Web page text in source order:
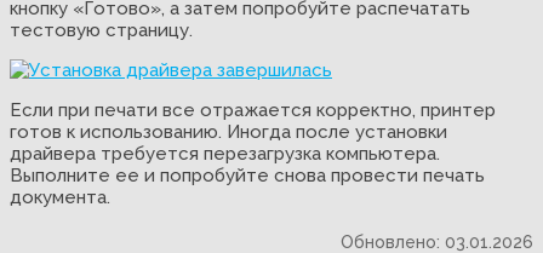
кнопку «Готово», а затем попробуйте распечатать
тестовую страницу.
Если при печати все отражается корректно, принтер
готов к использованию. Иногда после установки
драйвера требуется перезагрузка компьютера.
Выполните ее и попробуйте снова провести печать
документа.
Обновлено: 03.01.2026